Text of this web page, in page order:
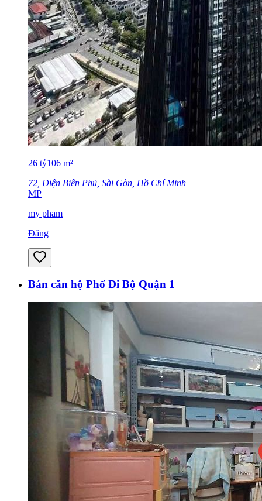
26 tỷ106 m²
72, Điện Biên Phủ, Sài Gòn, Hồ Chí Minh
MP
my pham
Đăng
Bán căn hộ Phố Đi Bộ Quận 1